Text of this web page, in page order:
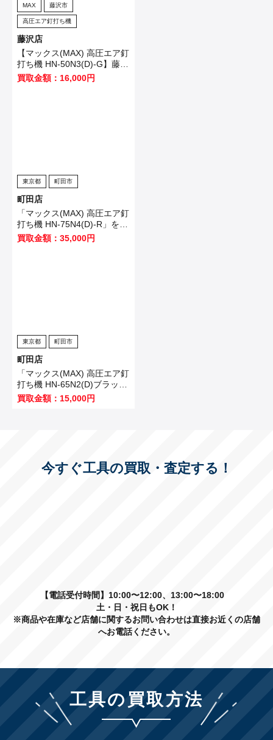
MAX 藤沢市
高圧エア釘打ち機
藤沢店
【マックス(MAX) 高圧エア釘
打ち機 HN-50N3(D)-G】藤沢
市のお客様から買取させてい
ただきました！
買取金額：16,000円
東京都 町田市
町田店
「マックス(MAX) 高圧エア釘
打ち機 HN-75N4(D)-R」を買
い取りました！
買取金額：35,000円
東京都 町田市
町田店
「マックス(MAX) 高圧エア釘
打ち機 HN-65N2(D)ブラッ
ク」を買い取りました！
買取金額：15,000円
今すぐ工具の買取・査定する！
【電話受付時間】10:00〜12:00、13:00〜18:00
土・日・祝日もOK！
※商品や在庫など店舗に関するお問い合わせは直接お近くの店舗
へお電話ください。
工具の買取方法